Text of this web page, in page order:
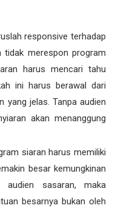
responsive terhadap
tidak merespon program
harus mencari tahu
ini harus berawal dari
yang jelas. Tanpa audien
akan menanggung
siaran harus memiliki
besar kemungkinan
audien sasaran, maka
besarnya bukan oleh